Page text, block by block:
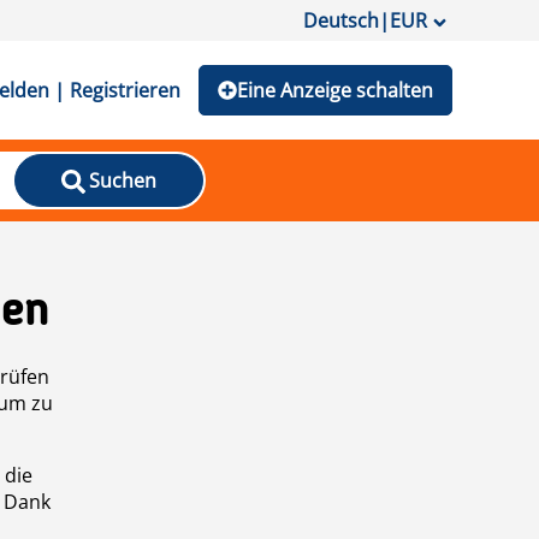
Deutsch|EUR
| Registrieren Eine Anzeige schalten
Suchen
zu
die